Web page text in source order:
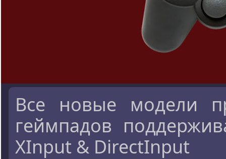
Все новые модели
геймпадов
XInput & DirectInput